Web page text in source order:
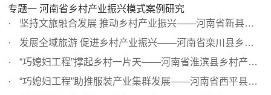
专题一 河南省乡村产业振兴模式案例研究
坚持文旅融合发展 推动乡村产业振兴——河南省新县乡村产业...
发展全域旅游 促进乡村产业振兴——河南省栾川县乡村产业振...
“巧媳妇工程”撑起乡村一片天——河南省淮滨县乡村产业振...
“巧媳妇工程”助推服装产业集群发展——河南省西平县乡村...